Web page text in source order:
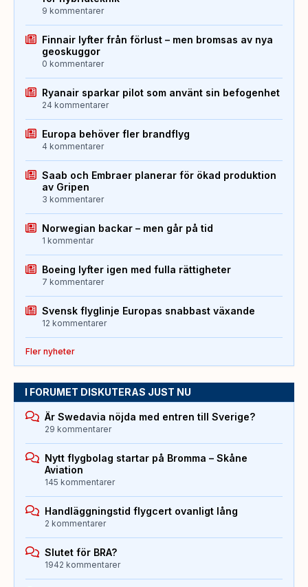
9 kommentarer
Finnair lyfter från förlust – men bromsas av nya
geoskuggor
0 kommentarer
Ryanair sparkar pilot som använt sin befogenhet
24 kommentarer
Europa behöver fler brandflyg
4 kommentarer
Saab och Embraer planerar för ökad produktion
av Gripen
3 kommentarer
Norwegian backar – men går på tid
1 kommentar
Boeing lyfter igen med fulla rättigheter
7 kommentarer
Svensk flyglinje Europas snabbast växande
12 kommentarer
Fler nyheter
I FORUMET DISKUTERAS JUST NU
Är Swedavia nöjda med entren till Sverige?
29 kommentarer
Nytt flygbolag startar på Bromma – Skåne
Aviation
145 kommentarer
Handläggningstid flygcert ovanligt lång
2 kommentarer
Slutet för BRA?
1942 kommentarer